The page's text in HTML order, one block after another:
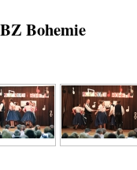
Bohemie